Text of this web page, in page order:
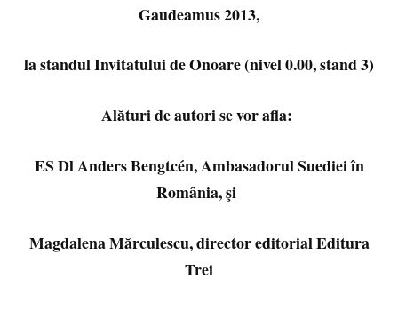
Gaudeamus 2013,
la standul Invitatului de Onoare (nivel 0.00, stand 3)
Alături de autori se vor afla:
ES Dl Anders Bengtcén, Ambasadorul Suediei în
România, şi
Magdalena Mărculescu, director editorial Editura
Trei